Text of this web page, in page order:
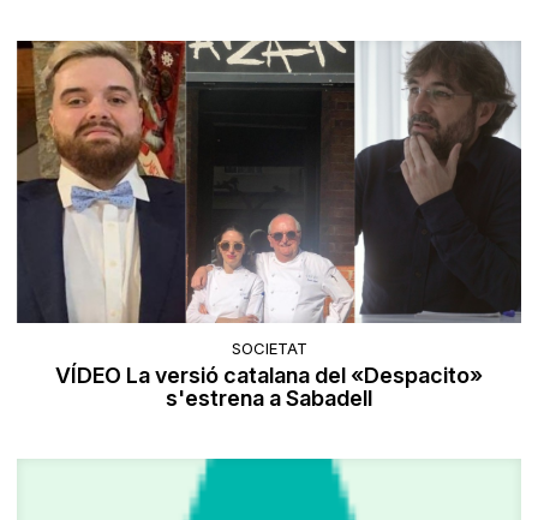
SOCIETAT
VÍDEO La versió catalana del «Despacito»
s'estrena a Sabadell